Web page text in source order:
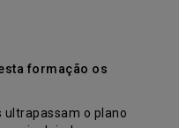
formação os
o plano